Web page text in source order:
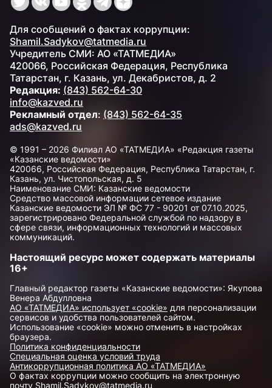
Для сообщений о фактах коррупции:
Shamil.Sadykov@tatmedia.ru
Учредитель СМИ: АО «ТАТМЕДИА»
420066, Российская Федерация, Республика
Татарстан, г. Казань, ул. Декабристов, д. 2
Редакция: (843) 562-64-30
info@kazved.ru
Рекламный отдел: (843) 562-64-35
ads@kazved.ru
© 1991 – 2026 Филиал АО «ТАТМЕДИА» «Редакция газеты
«Казанские ведомости»
420066, Российская Федерация, Республика Татарстан, г.
Казань, ул. Чистопольская, д. 5
Наименование СМИ: Казанские ведомости
Средство массовой информации сетевое издание
Казанские ведомости ЭЛ № ФС 77 - 90201 от 07.10.2025,
зарегистрировано Федеральной службой по надзору в
сфере связи, информационных технологий и массовых
коммуникаций.
Настоящий ресурс может содержать материалы
16+
Главный редактор газеты «Казанские ведомости»: Якупова
Венера Абдулловна
АО «ТАТМЕДИА» использует «cookie» для персонализации
сервисов и удобства пользователей сайтом.
Использование «cookie» можно отменить в настройках
браузера.
Политика конфиденциальности
Специальная оценка условий труда
Антикоррупционная политика АО «ТАТМЕДИА»
О фактах коррупции можно сообщить на электронную
почту Shamil.Sadykov@tatmedia.ru